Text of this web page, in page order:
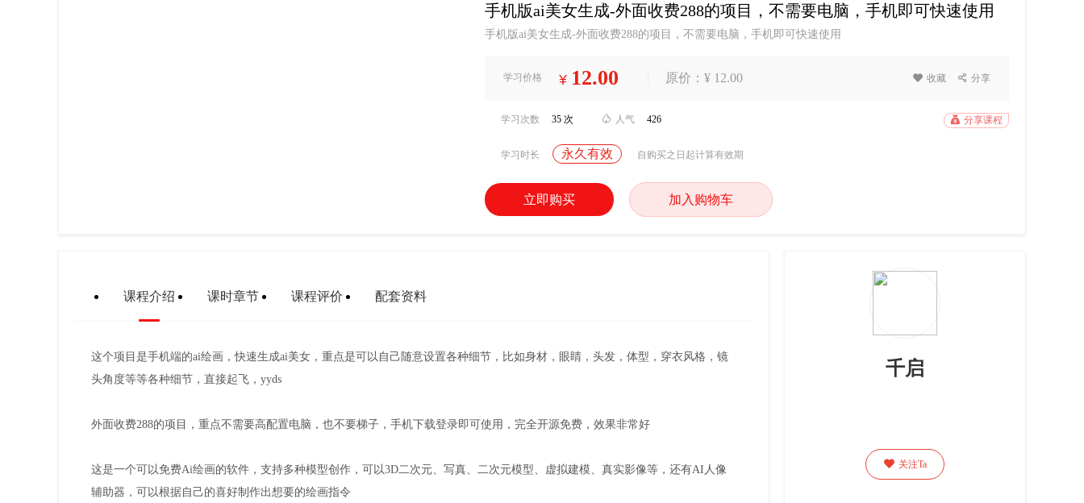
手机版ai美女生成-外面收费288的项目，不需要电脑，手机即可快速使用
手机版ai美女生成-外面收费288的项目，不需要电脑，手机即可快速使用
学习价格 ¥ 12.00 原价：¥ 12.00  收藏  分享
学习次数 35 次  人气 426  分享课程
学习时长 永久有效 自购买之日起计算有效期
立即购买 加入购物车
课程介绍 课时章节 课程评价 配套资料
这个项目是手机端的ai绘画，快速生成ai美女，重点是可以自己随意设置各种细节，比如身材，眼睛，头发，体型，穿衣风格，镜
头角度等等各种细节，直接起飞，yyds
外面收费288的项目，重点不需要高配置电脑，也不要梯子，手机下载登录即可使用，完全开源免费，效果非常好
这是一个可以免费Ai绘画的软件，支持多种模型创作，可以3D二次元、写真、二次元模型、虚拟建模、真实影像等，还有AI人像
辅助器，可以根据自己的喜好制作出想要的绘画指令
千启
 关注Ta